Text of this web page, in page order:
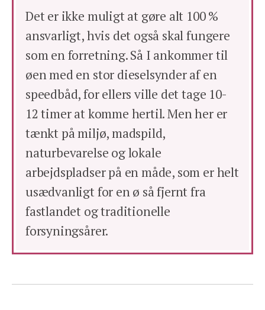
Det er ikke muligt at gøre alt 100 %
ansvarligt, hvis det også skal fungere
som en forretning. Så I ankommer til
øen med en stor dieselsynder af en
speedbåd, for ellers ville det tage 10-
12 timer at komme hertil. Men her er
tænkt på miljø, madspild,
naturbevarelse og lokale
arbejdspladser på en måde, som er helt
usædvanligt for en ø så fjernt fra
fastlandet og traditionelle
forsyningsårer.